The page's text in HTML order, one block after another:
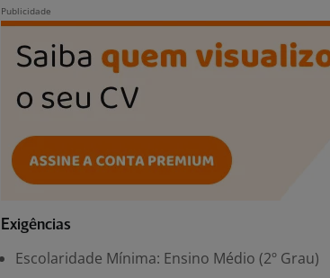
Exigências
Escolaridade Mínima: Ensino Médio (2º Grau)